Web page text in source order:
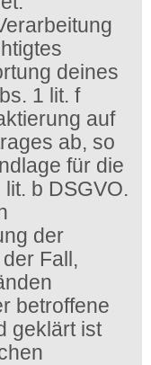
deines
1 lit. f
auf
ab, so
für die
b DSGVO.
der
Fall,
betroffene
geklärt ist